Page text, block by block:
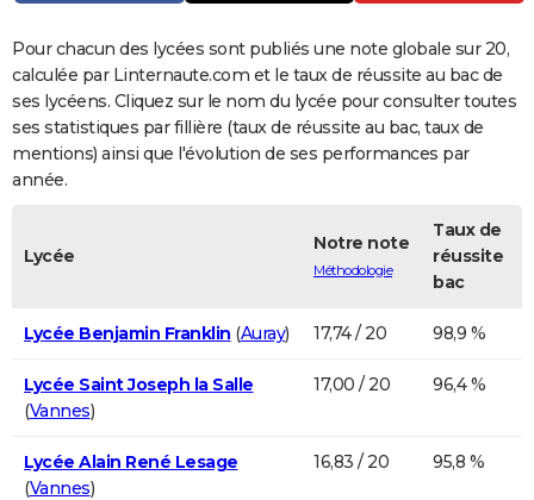
COPAINS D'AVANT
S'inscrire
Se connecter
Lycées
Collèges
Primaires
Universités
Entreprises
Service militaire
Avis de recherche
AVIS DE DÉCÈS
FORUM
Bricolage
Lifestyle
Culture
Sport
Auto
Television
Voyage
Cinema
Pour chacun des lycées sont publiés une note globale sur 20,
calculée par Linternaute.com et le taux de réussite au bac de
ses lycéens. Cliquez sur le nom du lycée pour consulter toutes
ses statistiques par fillière (taux de réussite au bac, taux de
mentions) ainsi que l'évolution de ses performances par
année.
Lycée
Notre note
Méthodologie
Taux de
réussite
bac
Lycée Benjamin Franklin (Auray) 17,74 / 20 98,9 %
Lycée Saint Joseph la Salle
(Vannes)
17,00 / 20 96,4 %
Lycée Alain René Lesage
(Vannes)
16,83 / 20 95,8 %